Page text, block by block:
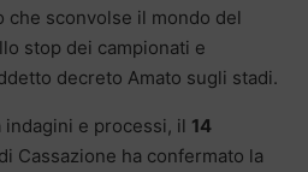
che sconvolse il mondo del
stop dei campionati e
decreto Amato sugli stadi.
indagini e processi, il 14
Cassazione ha confermato la